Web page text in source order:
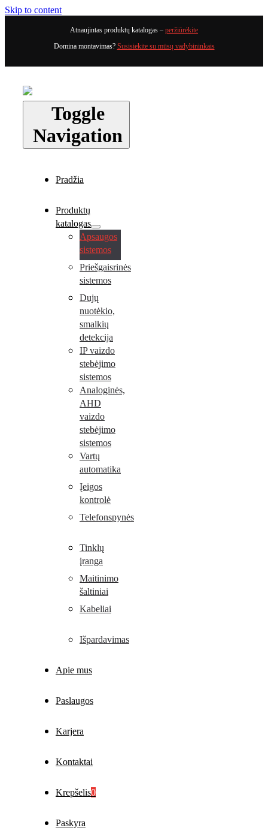
Skip to content
Atnaujintas produktų katalogas – peržiūrėkite
Domina montavimas? Susisiekite su mūsų vadybininkais
Toggle
Navigation
Pradžia
Produktų
katalogas
Apsaugos
sistemos
Priešgaisrinės
sistemos
Dujų
nuotėkio,
smalkių
detekcija
IP vaizdo
stebėjimo
sistemos
Analoginės,
AHD
vaizdo
stebėjimo
sistemos
Vartų
automatika
Įeigos
kontrolė
Telefonspynės
Tinklų
įranga
Maitinimo
šaltiniai
Kabeliai
Išpardavimas
Apie mus
Paslaugos
Karjera
Kontaktai
Krepšelis0
Paskyra